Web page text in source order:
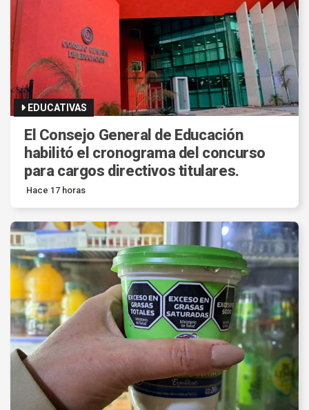
EDUCATIVAS
El Consejo General de Educación
habilitó el cronograma del concurso
para cargos directivos titulares.
Hace 17 horas